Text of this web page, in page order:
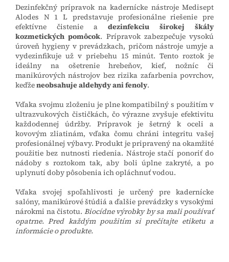
Dezinfekčný prípravok na kadernícke nástroje Medisept
Alodes N 1 L predstavuje profesionálne riešenie pre
efektívne čistenie a dezinfekciu širokej škály
kozmetických pomôcok. Prípravok zabezpečuje vysokú
úroveň hygieny v prevádzkach, pričom nástroje umyje a
vydezinfikuje už v priebehu 15 minút. Tento roztok je
ideálny na ošetrenie hrebeňov, kief, nožníc či
manikúrových nástrojov bez rizika zafarbenia povrchov,
keďženeobsahuje aldehydy ani fenoly.
Vďaka svojmu zloženiu je plne kompatibilný s použitím v
ultrazvukových čističkách, čo výrazne zvyšuje efektivitu
každodennej údržby. Prípravok je šetrný k oceli a
kovovým zliatinám, vďaka čomu chráni integritu vašej
profesionálnej výbavy. Produkt je pripravený na okamžité
použitie bez nutnosti riedenia. Nástroje stačí ponoriť do
nádoby s roztokom tak, aby boli úplne zakryté, a po
uplynutí doby pôsobenia ich opláchnuť vodou.
Vďaka svojej spoľahlivosti je určený pre kadernícke
salóny, manikúrové štúdiá a ďalšie prevádzky s vysokými
nárokmi na čistotu. Biocídne výrobky by sa mali používať
opatrne. Pred každým použitím si prečítajte etiketu a
informácie o produkte.